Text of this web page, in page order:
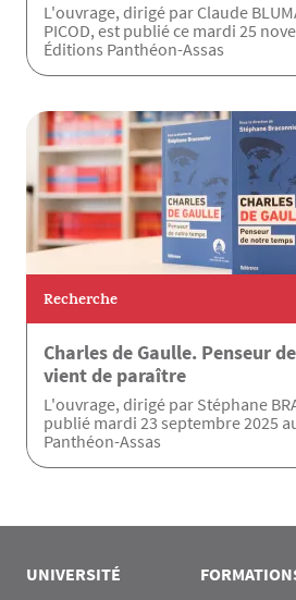
L'ouvrage, dirigé par Claude
PICOD, est publié ce mardi 25
Éditions Panthéon-Assas
Recherche
Charles de Gaulle. Penseur
vient de paraître
L'ouvrage, dirigé par Stéphane
publié mardi 23 septembre 2025
Panthéon-Assas
UNIVERSITÉ